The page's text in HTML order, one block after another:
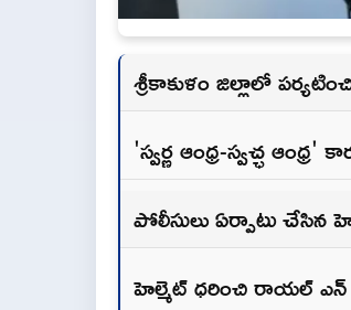
శ్రీకాకుళం జిల్లాలో
'స్వర్ణ ఆంధ్ర-స్వచ్ఛ
పోలీసులు ఏర్పాటు చేసిన
హెల్మెట్ ధరించి రాయల్ ఎన్